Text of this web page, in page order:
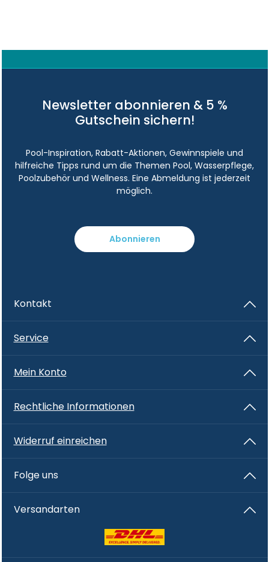
Newsletter abonnieren & 5 %
Gutschein sichern!
Pool-Inspiration, Rabatt-Aktionen, Gewinnspiele und
hilfreiche Tipps rund um die Themen Pool, Wasserpflege,
Poolzubehör und Wellness. Eine Abmeldung ist jederzeit
möglich.
Abonnieren
Kontakt
Service
Mein Konto
Rechtliche Informationen
Widerruf einreichen
Folge uns
Versandarten